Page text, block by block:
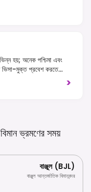
হয়; অনেক পশ্চিমা এবং
ভিসা-মুক্ত প্রবেশ করতে
ছবি তোলার আগে সর্বদা অনুমতি>
ভ্রমণেরসময়
বাঞ্জুল (BJL)
বাঞ্জুল আন্তর্জাতিক বিমানবন্দর